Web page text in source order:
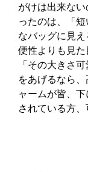
がけは出来な
ったのは、「
なバッグに見
便性よりも見
「その大きさ
をあげるなら
ャームが皆、
されている方